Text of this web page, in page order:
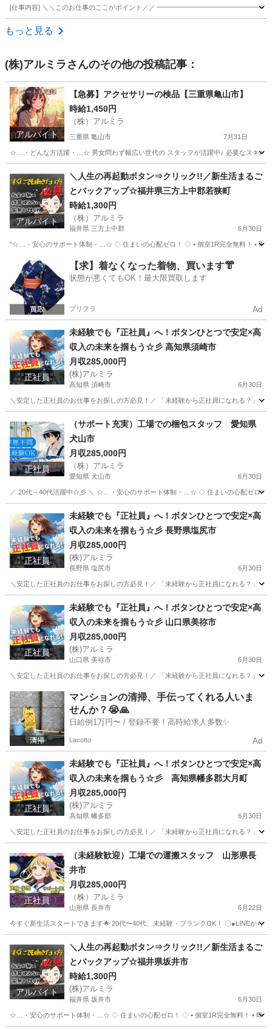
[仕事内容] ＼＼このお仕事のここがポイント／／ ━━━━━━━━━━━━━━━━━ ◎
埼玉 その他
もっと見る
(株)アルミラ さんのその他の投稿記事：
アルバイト
【急募】アクセサリーの検品【三重県亀山市】
時給1,450円
（株）アルミラ
三重県 亀山市 7月31日
☆…・どんな方活躍・…☆ 男女問わず幅広い世代の スタッフが活躍中♪ 必要なスキル
物流 時給
アルバイト
＼人生の再起動ボタン⇒クリック!!／新生活まるご
とバックアップ☆福井県三方上中郡若狭町
時給1,300円
（株）アルミラ
福井県 三方上中郡 6月30日
"☆…・安心のサポート体制・…☆ ◇ 住まいの心配ゼロ！ ◇ • 個室1R完全無料！ • 即
福井 三方上中郡 工場 完全無料
【求】着なくなった着物、買います👘
状態が悪くてもOK！最大限買取します
プリフラ Ad
正社員
未経験でも『正社員』へ！ボタンひとつで安定×高
収入の未来を掴もう☆彡 高知県須崎市
月収285,000円
(株)アルミラ
高知県 須崎市 6月30日
＼安定した正社員のお仕事をお探しの方必見！／ 「未経験から正社員になれる？」
工場 未経験
正社員
（サポート充実）工場での梱包スタッフ 愛知県
犬山市
月収285,000円
（株）アルミラ
愛知県 犬山市 6月30日
／ 20代～40代活躍中☆彡 ＼ ☆…・安心のサポート体制・…☆ ◇ 住まいの心配ゼロ！
工場 未経験
正社員
未経験でも『正社員』へ！ボタンひとつで安定×高
収入の未来を掴もう☆彡 長野県塩尻市
月収285,000円
(株)アルミラ
長野県 塩尻市 6月30日
＼安定した正社員のお仕事をお探しの方必見！／ 「未経験から正社員になれる？」
工場 未経験
正社員
未経験でも『正社員』へ！ボタンひとつで安定×高
収入の未来を掴もう☆彡 山口県美祢市
月収285,000円
(株)アルミラ
山口県 美祢市 6月30日
＼安定した正社員のお仕事をお探しの方必見！／ 「未経験から正社員になれる？」
山口 美祢市 工場 未経験
マンションの清掃、手伝ってくれる人いま
せんか？😭🙏
日給例1万円〜 / 登録不要！高時給求人多数✨
Lacotto Ad
正社員
未経験でも『正社員』へ！ボタンひとつで安定×高
収入の未来を掴もう☆彡 高知県幡多郡大月町
月収285,000円
(株)アルミラ
高知県 幡多郡 6月30日
＼安定した正社員のお仕事をお探しの方必見！／ 「未経験から正社員になれる？」
工場 未経験
正社員
（未経験歓迎）工場での運搬スタッフ 山形県長
井市
月収285,000円
（株）アルミラ
山形県 長井市 6月22日
今すぐ新生活スタートできます🌟 20代〜40代、未経験・ブランクOK！ 〇●LINEから
工場 未経験
アルバイト
＼人生の再起動ボタン⇒クリック!!／新生活まるご
とバックアップ☆福井県坂井市
時給1,300円
(株)アルミラ
福井県 坂井市 6月30日
☆…・安心のサポート体制・…☆ ◇ 住まいの心配ゼロ！ ◇ • 個室1R完全無料！ • 即日